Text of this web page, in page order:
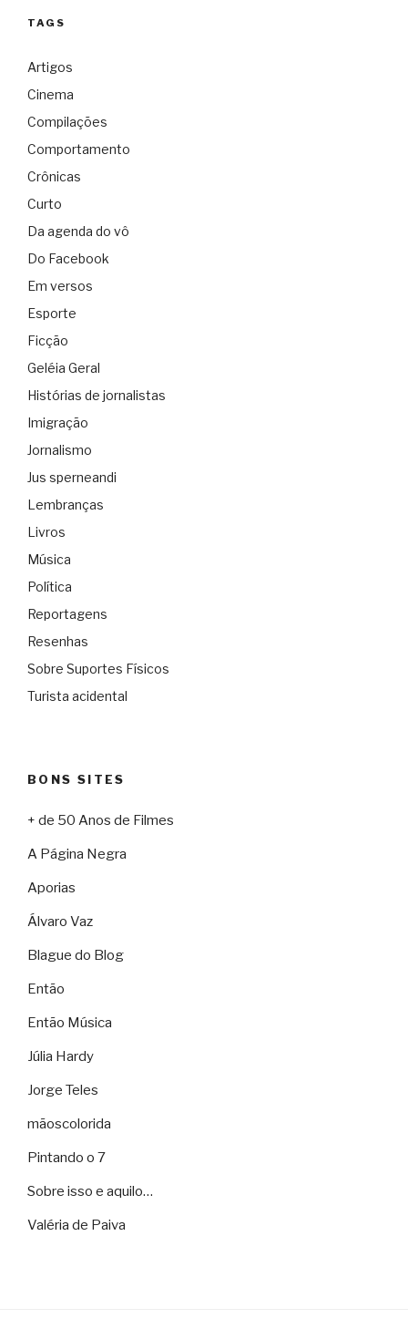
TAGS
Artigos
Cinema
Compilações
Comportamento
Crônicas
Curto
Da agenda do vô
Do Facebook
Em versos
Esporte
Ficção
Geléia Geral
Histórias de jornalistas
Imigração
Jornalismo
Jus sperneandi
Lembranças
Livros
Música
Política
Reportagens
Resenhas
Sobre Suportes Físicos
Turista acidental
BONS SITES
+ de 50 Anos de Filmes
A Página Negra
Aporias
Álvaro Vaz
Blague do Blog
Então
Então Música
Júlia Hardy
Jorge Teles
mãoscolorida
Pintando o 7
Sobre isso e aquilo…
Valéria de Paiva